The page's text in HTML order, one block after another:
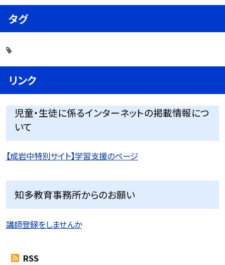
タグ
リンク
児童・生徒に係るインターネットの掲載情報につ
いて
【成岩中特別サイト】学習支援のページ
知多教育事務所からのお願い
講師登録をしませんか
RSS